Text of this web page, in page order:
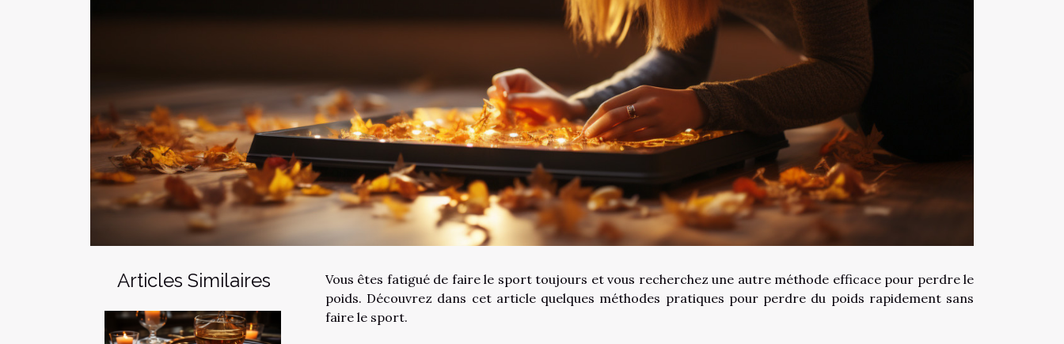
Articles Similaires
Vous êtes fatigué de faire le sport toujours et vous recherchez une autre méthode efficace pour perdre le
poids. Découvrez dans cet article quelques méthodes pratiques pour perdre du poids rapidement sans
faire le sport.